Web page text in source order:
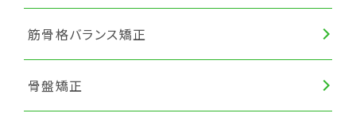
筋骨格バランス矯正
骨盤矯正